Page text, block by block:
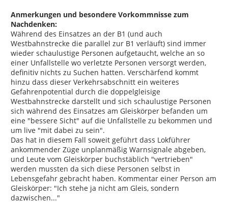
Anmerkungen und besondere Vorkommnisse zum
Nachdenken:
Während des Einsatzes an der B1 (und auch
Westbahnstrecke die parallel zur B1 verläuft) sind immer
wieder schaulustige Personen aufgetaucht, welche an so
einer Unfallstelle wo verletzte Personen versorgt werden,
definitiv nichts zu Suchen hatten. Verschärfend kommt
hinzu dass dieser Verkehrsabschnitt ein weiteres
Gefahrenpotential durch die doppelgleisige
Westbahnstrecke darstellt und sich schaulustige Personen
sich während des Einsatzes am Gleiskörper befanden um
eine "bessere Sicht" auf die Unfallstelle zu bekommen und
um live "mit dabei zu sein".
Das hat in diesem Fall soweit geführt dass Lokführer
ankommender Züge unplanmäßig Warnsignale abgeben,
und Leute vom Gleiskörper buchstäblich "vertrieben"
werden mussten da sich diese Personen selbst in
Lebensgefahr gebracht haben. Kommentar einer Person am
Gleiskörper: "Ich stehe ja nicht am Gleis, sondern
dazwischen..."